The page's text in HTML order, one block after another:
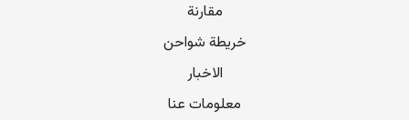
مقارنة
خريطة شواحن
الاخبار
معلومات عنا